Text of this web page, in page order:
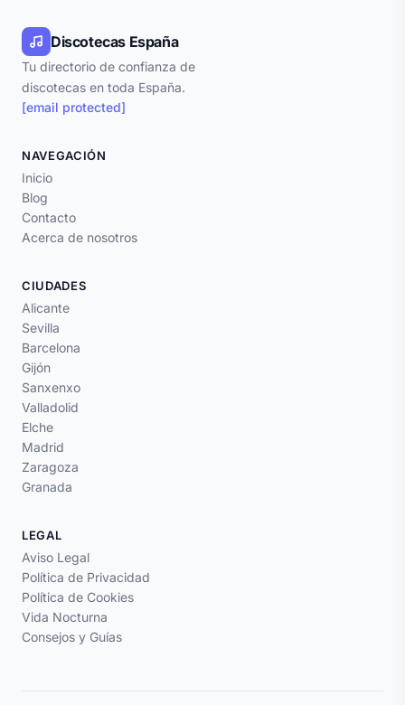
Discotecas España
Tu directorio de confianza de
discotecas en toda España.
[email protected]
NAVEGACIÓN
Inicio
Blog
Contacto
Acerca de nosotros
CIUDADES
Alicante
Sevilla
Barcelona
Gijón
Sanxenxo
Valladolid
Elche
Madrid
Zaragoza
Granada
LEGAL
Aviso Legal
Política de Privacidad
Política de Cookies
Vida Nocturna
Consejos y Guías